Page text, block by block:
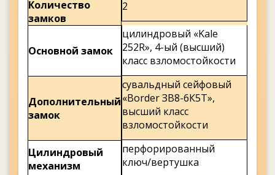
Количество
замков
2
Основной замок
цилиндровый «Kale
252R», 4-ый (высший)
класс взломостойкости
Дополнительный
замок
сувальдный сейфовый
«Border ЗВ8-6К5Т»,
высший класс
взломостойкости
Цилиндровый
механизм
перфорированный
ключ/вертушка